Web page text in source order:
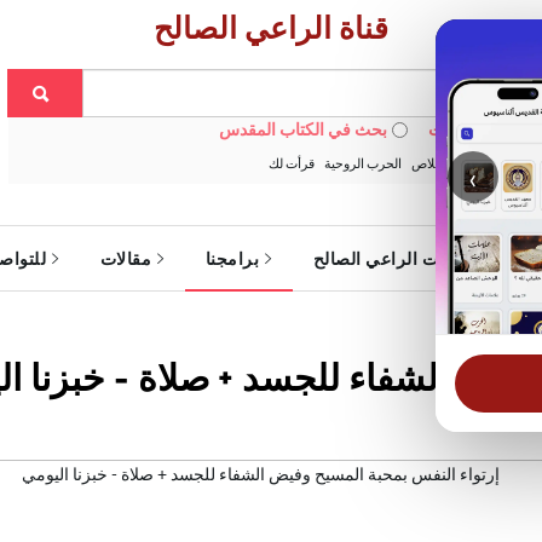
‹
قناة الراعي الصالح
في الويبسايت بحث في الكتاب المقدس
خبزنا اليومي الخلاص الحرب الروحية قرأت لك
خدمات الراعي الصالح برامجنا مقالات
وفيض الشفاء للجسد + صلاة - خبزنا